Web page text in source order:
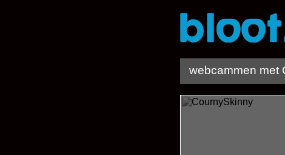
webcammen met